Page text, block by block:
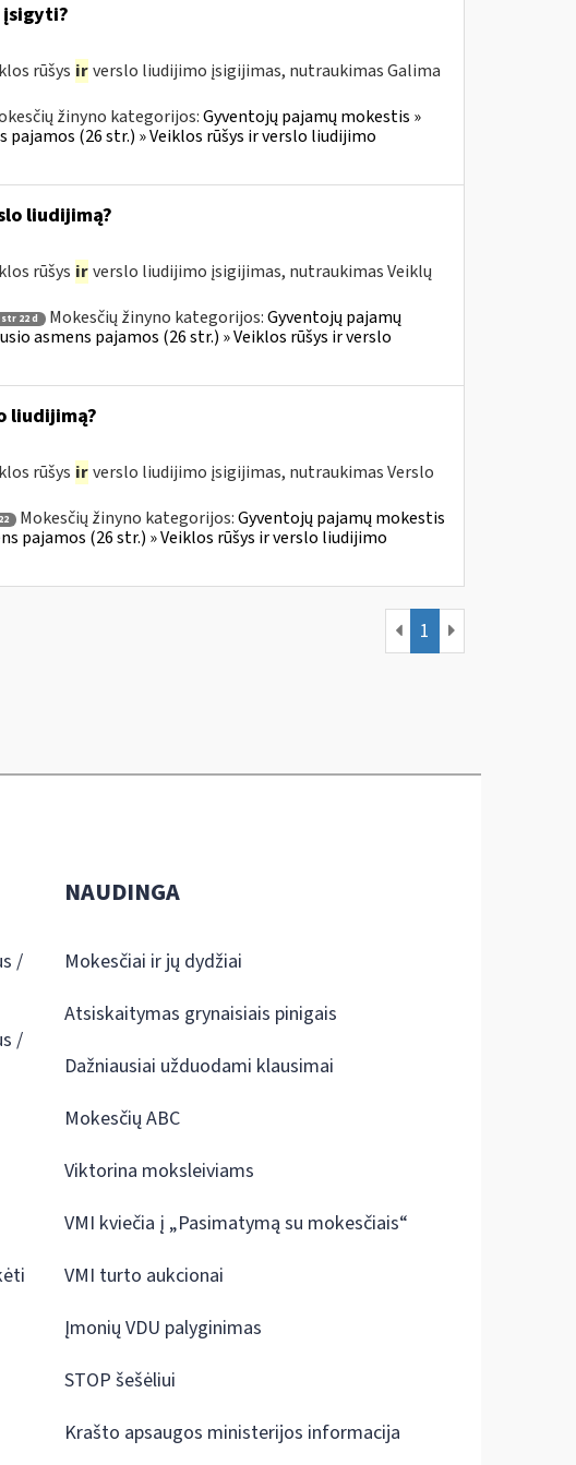
rūšys ir verslo liudijimo įsigijimas, nutraukimas Galima
žinyno kategorijos:Gyventojų pajamų mokestis »
(26 str.) » Veiklos rūšys ir verslo liudijimo
liudijimą?
rūšys ir verslo liudijimo įsigijimas, nutraukimas Veiklų
22 d Mokesčių žinyno kategorijos:Gyventojų pajamų
asmens pajamos (26 str.) » Veiklos rūšys ir verslo
liudijimą?
rūšys ir verslo liudijimo įsigijimas, nutraukimas Verslo
Mokesčių žinyno kategorijos:Gyventojų pajamų mokestis
pajamos (26 str.) » Veiklos rūšys ir verslo liudijimo
1
/
/
NAUDINGA
Mokesčiai ir jų dydžiai
Atsiskaitymas grynaisiais pinigais
Dažniausiai užduodami klausimai
Mokesčių ABC
Viktorina moksleiviams
VMI kviečia į „Pasimatymą su mokesčiais“
VMI turto aukcionai
Įmonių VDU palyginimas
STOP šešėliui
Krašto apsaugos ministerijos informacija